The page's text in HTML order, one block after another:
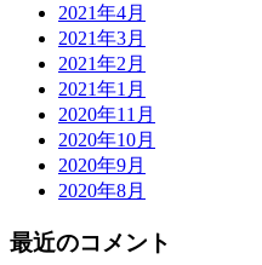
2021年4月
2021年3月
2021年2月
2021年1月
2020年11月
2020年10月
2020年9月
2020年8月
最近のコメント